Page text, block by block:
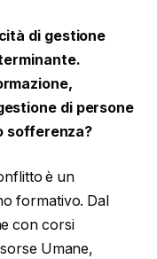
di gestione
di persone
sofferenza?
è un
formativo. Dal
con corsi
Umane,